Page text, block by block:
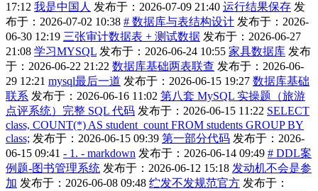
17:12 我是中国人 发布于：2026-07-09 21:40 运行结果保存 发
布于：2026-07-02 10:38 # 数据库与表结构设计 发布于：2026-
06-30 12:19 三张审计数据表 + 测试数据 发布于：2026-06-27
21:08 学习MYSQL 发布于：2026-06-24 10:55 家具数据库 发布
于：2026-06-22 21:22 数据库基础两表联查 发布于：2026-06-
29 12:21 mysql最后一道 发布于：2026-06-15 19:27 数据库基础
联系 发布于：2026-06-16 11:02 第八套 MySQL 实操题（旅游
点评系统）完整 SQL 代码 发布于：2026-06-15 11:22 SELECT
class, COUNT(*) AS student_count FROM students GROUP BY
class; 发布于：2026-06-15 09:39 第一部分代码 发布于：2026-
06-15 09:41 - 1. - markdown 发布于：2026-06-14 09:49 # DDL案
例题-图书管理系统 发布于：2026-06-12 15:18 发动机不会是参
加 发布于：2026-06-08 09:48 纻发不发规范官方 发布于：